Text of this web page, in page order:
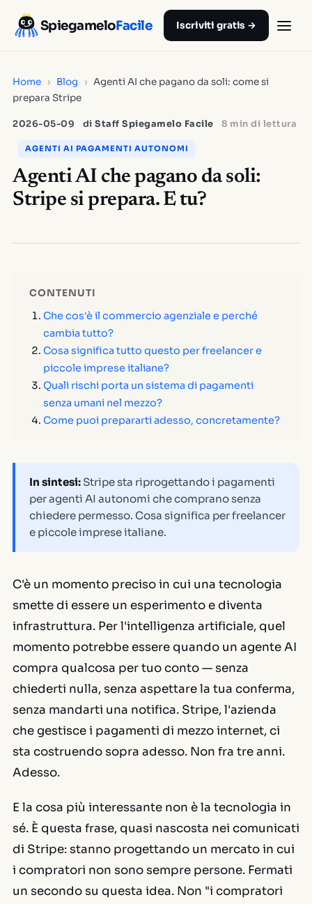
SpiegameloFacile Iscriviti gratis →
Home › Blog › Agenti AI che pagano da soli: come si
prepara Stripe
2026-05-09 di Staff Spiegamelo Facile 8 min di lettura
AGENTI AI PAGAMENTI AUTONOMI
Agenti AI che pagano da soli:
Stripe si prepara. E tu?
CONTENUTI
Che cos'è il commercio agenziale e perché
cambia tutto?
Cosa significa tutto questo per freelancer e
piccole imprese italiane?
Quali rischi porta un sistema di pagamenti
senza umani nel mezzo?
Come puoi prepararti adesso, concretamente?
In sintesi: Stripe sta riprogettando i pagamenti
per agenti AI autonomi che comprano senza
chiedere permesso. Cosa significa per freelancer
e piccole imprese italiane.
C'è un momento preciso in cui una tecnologia
smette di essere un esperimento e diventa
infrastruttura. Per l'intelligenza artificiale, quel
momento potrebbe essere quando un agente AI
compra qualcosa per tuo conto — senza
chiederti nulla, senza aspettare la tua conferma,
senza mandarti una notifica. Stripe, l'azienda
che gestisce i pagamenti di mezzo internet, ci
sta costruendo sopra adesso. Non fra tre anni.
Adesso.
E la cosa più interessante non è la tecnologia in
sé. È questa frase, quasi nascosta nei comunicati
di Stripe: stanno progettando un mercato in cui
i compratori non sono sempre persone. Fermati
un secondo su questa idea. Non "i compratori